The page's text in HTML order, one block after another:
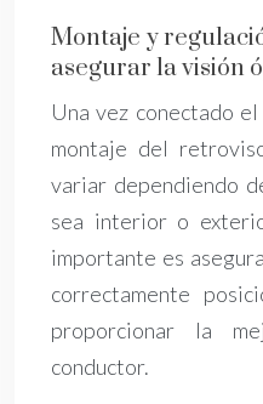
Montaje y
asegurar la visión
Una vez conectado
montaje del
variar dependiendo
sea interior o
importante es
correctamente
proporcionar la
conductor.